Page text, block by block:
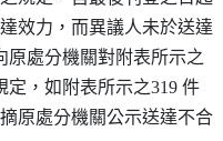
效力，而異議人未於送達
原處分機關對附表所示之
定，如附表所示之319 件
原處分機關公示送達不合